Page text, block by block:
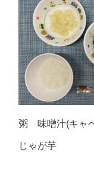
粥 味噌汁(キャ
じゃが芋